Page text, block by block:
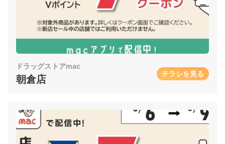
ドラッグストアmac
朝倉店 チラシを見る